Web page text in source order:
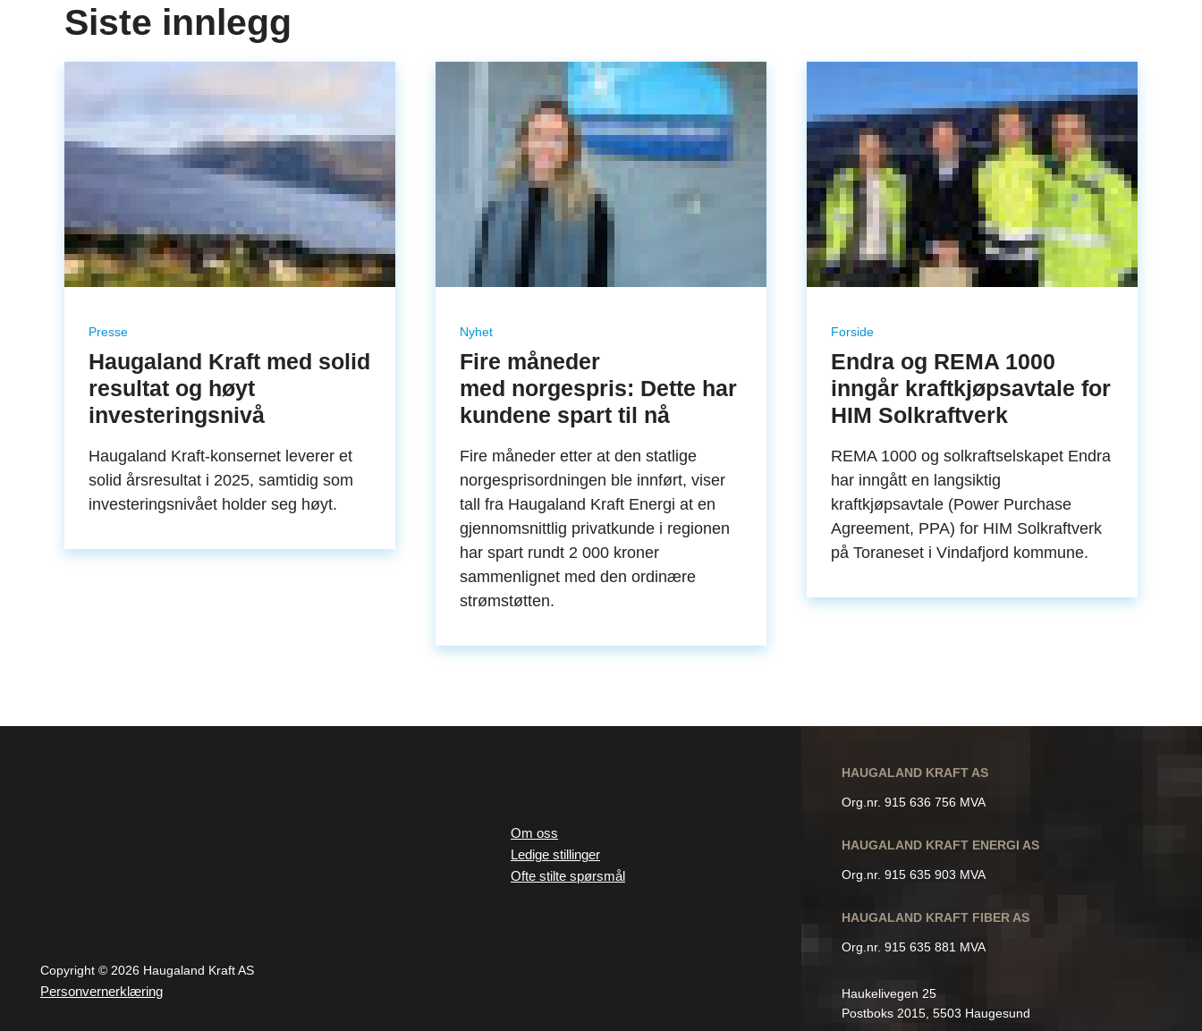
Siste innlegg
Presse
Haugaland Kraft med solid
resultat og høyt
investeringsnivå
Haugaland Kraft-konsernet leverer et
solid årsresultat i 2025, samtidig som
investeringsnivået holder seg høyt.
Nyhet
Fire måneder
med norgespris: Dette har
kundene spart til nå
Fire måneder etter at den statlige
norgesprisordningen ble innført, viser
tall fra Haugaland Kraft Energi at en
gjennomsnittlig privatkunde i regionen
har spart rundt 2 000 kroner
sammenlignet med den ordinære
strømstøtten.
Forside
Endra og REMA 1000
inngår kraftkjøpsavtale for
HIM Solkraftverk
REMA 1000 og solkraftselskapet Endra
har inngått en langsiktig
kraftkjøpsavtale (Power Purchase
Agreement, PPA) for HIM Solkraftverk
på Toraneset i Vindafjord kommune.
Om oss
Ledige stillinger
Ofte stilte spørsmål
Copyright © 2026 Haugaland Kraft AS
Personvernerklæring
HAUGALAND KRAFT AS
Org.nr. 915 636 756 MVA
HAUGALAND KRAFT ENERGI AS
Org.nr. 915 635 903 MVA
HAUGALAND KRAFT FIBER AS
Org.nr. 915 635 881 MVA
Haukelivegen 25
Postboks 2015, 5503 Haugesund